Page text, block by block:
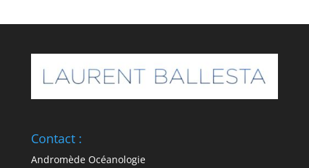
Contact :
Andromède Océanologie